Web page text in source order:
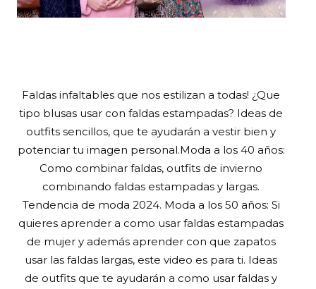
Faldas infaltables que nos estilizan a todas! ¿Que
tipo blusas usar con faldas estampadas? Ideas de
outfits sencillos, que te ayudarán a vestir bien y
potenciar tu imagen personal.Moda a los 40 años:
Como combinar faldas, outfits de invierno
combinando faldas estampadas y largas.
Tendencia de moda 2024. Moda a los 50 años: Si
quieres aprender a como usar faldas estampadas
de mujer y además aprender con que zapatos
usar las faldas largas, este video es para ti. Ideas
de outfits que te ayudarán a como usar faldas y